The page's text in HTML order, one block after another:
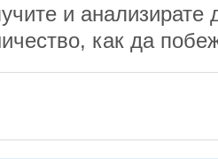
и анализирате
как да